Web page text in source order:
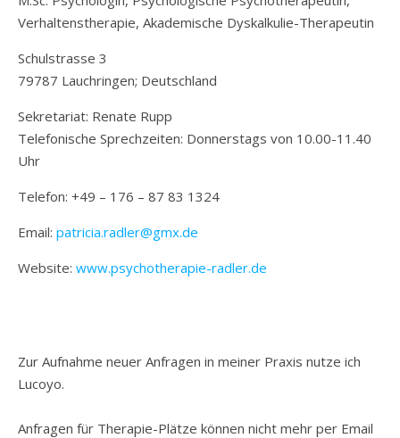
Verhaltenstherapie, Akademische Dyskalkulie-Therapeutin
Schulstrasse 3
79787 Lauchringen; Deutschland
Sekretariat: Renate Rupp
Telefonische Sprechzeiten: Donnerstags von 10.00-11.40
Uhr
Telefon: +49 – 176 – 87 83 1324
Email: patricia.radler@gmx.de
Website: www.psychotherapie-radler.de
Zur Aufnahme neuer Anfragen in meiner Praxis nutze ich
Lucoyo.
Anfragen für Therapie-Plätze können nicht mehr per Email